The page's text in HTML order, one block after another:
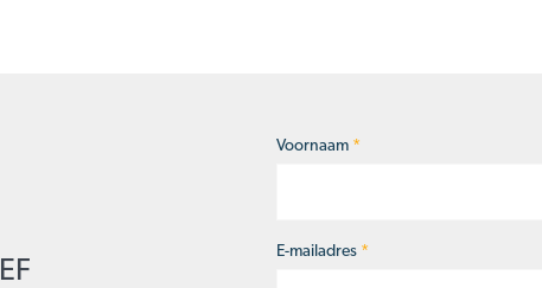
Naam*
Voornaam *
E-mailadres *